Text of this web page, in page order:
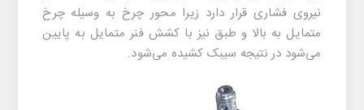
نیروی فشاری قرار دارد زیرا محور چرخ به وسیله چرخ
متمایل به بالا و طبق نیز با کشش فنر متمایل به پایین
می‌شود در نتیجه سیبک کشیده می‌شود.